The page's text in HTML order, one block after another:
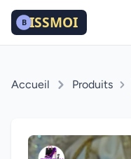
Accueil Produits